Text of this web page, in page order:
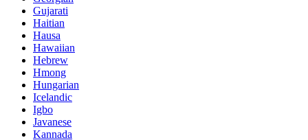
Gujarati
Haitian
Hausa
Hawaiian
Hebrew
Hmong
Hungarian
Icelandic
Igbo
Javanese
Kannada